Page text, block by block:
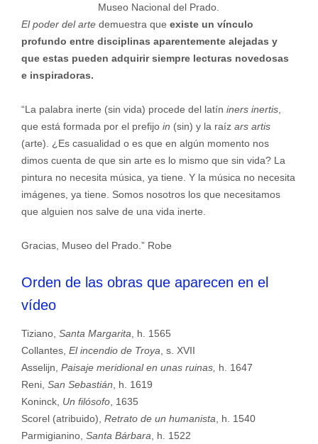
Museo Nacional del Prado.
El poder del artedemuestra que existe un vínculo
profundo entre disciplinas aparentemente alejadas y
que estas pueden adquirir siempre lecturas novedosas
e inspiradoras.
“La palabra inerte (sin vida) procede del latín iners inertis,
que está formada por el prefijo in (sin) y la raíz ars artis
(arte). ¿Es casualidad o es que en algún momento nos
dimos cuenta de que sin arte es lo mismo que sin vida? La
pintura no necesita música, ya tiene. Y la música no necesita
imágenes, ya tiene. Somos nosotros los que necesitamos
que alguien nos salve de una vida inerte.
Gracias, Museo del Prado.” Robe
Orden de las obras que aparecen en el
vídeo
Tiziano, Santa Margarita , h. 1565
Collantes, El incendio de Troya , s. XVII
Asselijn, Paisaje meridional en unas ruinas, h. 1647
Reni, San Sebastián , h. 1619
Koninck, Un filósofo, 1635
Scorel (atribuido), Retrato de un humanista , h. 1540
Parmigianino, Santa Bárbara , h. 1522